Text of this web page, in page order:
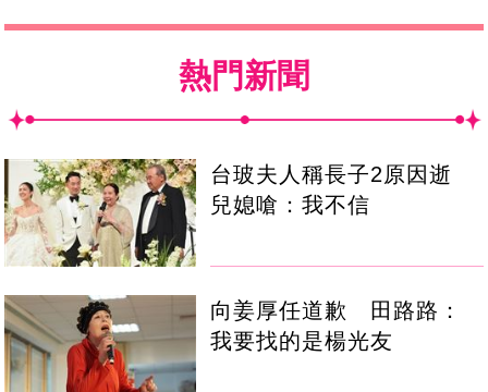
熱門新聞
台玻夫人稱長子2原因逝
兒媳嗆：我不信
向姜厚任道歉 田路路：
我要找的是楊光友